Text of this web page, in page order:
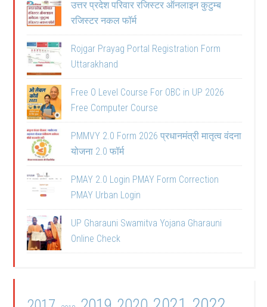
उत्तर प्रदेश परिवार रजिस्टर ऑनलाइन कुटुम्ब
रजिस्टर नकल फॉर्म
Rojgar Prayag Portal Registration Form
Uttarakhand
Free O Level Course For OBC in UP 2026
Free Computer Course
PMMVY 2.0 Form 2026 प्रधानमंत्री मातृत्व वंदना
योजना 2.0 फॉर्म
PMAY 2.0 Login PMAY Form Correction
PMAY Urban Login
UP Gharauni Swamitva Yojana Gharauni
Online Check